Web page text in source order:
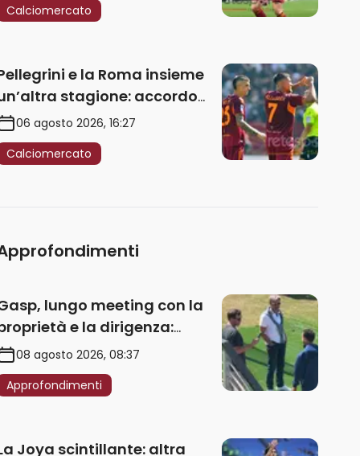
Calciomercato
e la Roma insieme
stagione: accordo
rinnovo annuale
06 agosto 2026, 16:27
Calciomercato
lungo meeting con la
e la dirigenza:
l’acquisto di
sinistra
08 agosto 2026, 08:37
Approfondimenti
Joya scintillante: altra